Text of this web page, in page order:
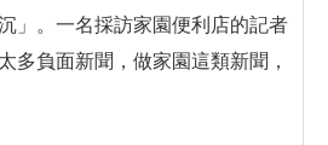
」。一名採訪家園便利店的記者
多負面新聞，做家園這類新聞，